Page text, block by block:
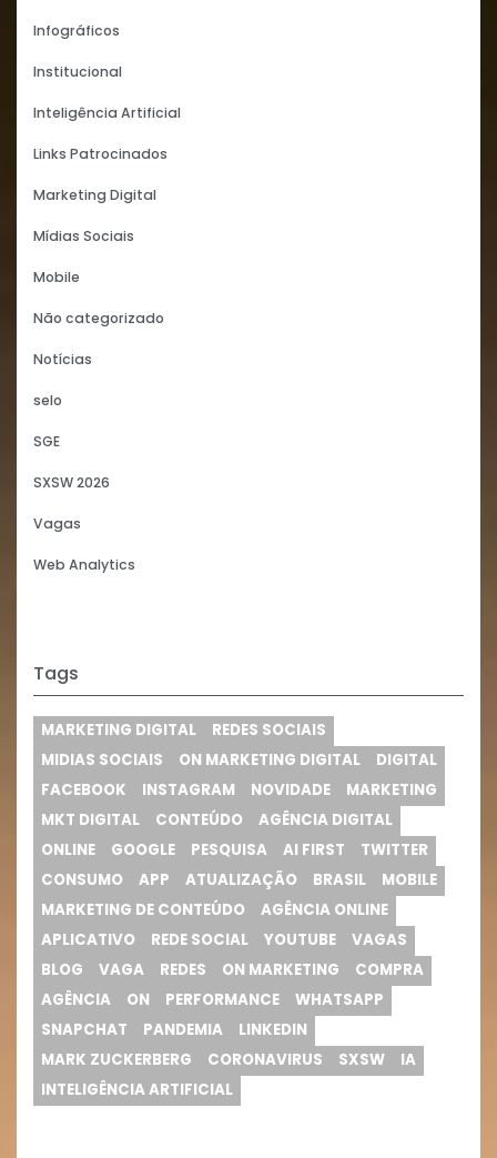
Infográficos
Institucional
Inteligência Artificial
Links Patrocinados
Marketing Digital
Mídias Sociais
Mobile
Não categorizado
Notícias
selo
SGE
SXSW 2026
Vagas
Web Analytics
Tags
MARKETING DIGITAL
REDES SOCIAIS
MIDIAS SOCIAIS
ON MARKETING DIGITAL
DIGITAL
FACEBOOK
INSTAGRAM NOVIDADE
MARKETING
MKT DIGITAL
CONTEÚDO
AGÊNCIA DIGITAL
ONLINE
GOOGLE PESQUISA AI FIRST
TWITTER
CONSUMO
APP ATUALIZAÇÃO BRASIL
MOBILE
MARKETING DE CONTEÚDO
AGÊNCIA ONLINE
APLICATIVO
REDE SOCIAL YOUTUBE
VAGAS
BLOG
VAGA REDES ON MARKETING
COMPRA
AGÊNCIA
ON PERFORMANCE
WHATSAPP
SNAPCHAT
PANDEMIA
LINKEDIN
MARK ZUCKERBERG
CORONAVIRUS SXSW
IA
INTELIGÊNCIA ARTIFICIAL